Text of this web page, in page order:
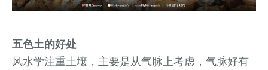
五色土的好处
风水学注重土壤，主要是从气脉上考虑，气脉好有